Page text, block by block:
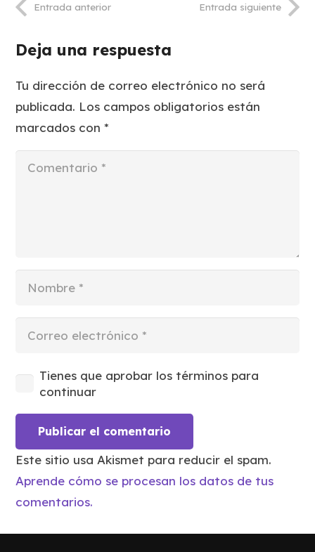
Entrada anterior Entrada siguiente
Deja una respuesta
Tu dirección de correo electrónico no será
publicada. Los campos obligatorios están
marcados con*
Tienes que aprobar los términos para
continuar
Publicar el comentario
Este sitio usa Akismet para reducir el spam.
Aprende cómo se procesan los datos de tus
comentarios.